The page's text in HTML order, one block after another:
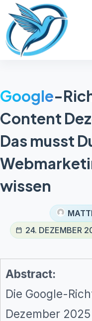
Zum
Inhalt
springen
Google-
Content
Das musst
wissen
24. DEZEMBER
Abstract:
Die Google-
Dezember